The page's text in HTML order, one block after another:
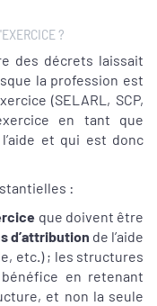
?
des décrets laissait
la profession est
(SELARL, SCP,
en tant que
et qui est donc
:
que doivent être
d’attribution de l’aide
etc.) ; les structures
en retenant
et non la seule